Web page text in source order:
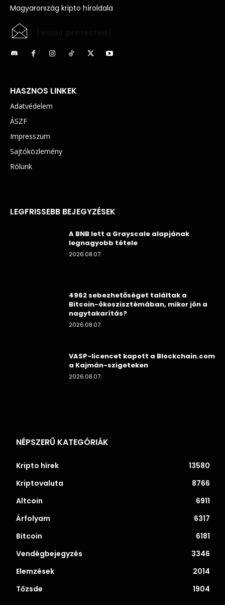
Magyarország kripto híroldala
HASZNOS LINKEK
Adatvédelem
ÁSZF
Impresszum
Sajtóközlemény
Rólunk
LEGFRISSEBB BEJEGYZÉSEK
A BNB lett a Grayscale alapjának
legnagyobb tétele
2026.08.07.
4962 sebezhetőséget találtak a
Bitcoin-ökoszisztémában, mikor jön a
nagytakarítás?
2026.08.07.
VASP-licencet kapott a Blockchain.com
a Kajmán-szigeteken
2026.08.07.
NÉPSZERŰ KATEGÓRIÁK
Kripto hírek
13580
Kriptovaluta
8766
Altcoin
6911
Árfolyam
6317
Bitcoin
6181
Vendégbejegyzés
3346
Elemzések
2014
Tőzsde
1904